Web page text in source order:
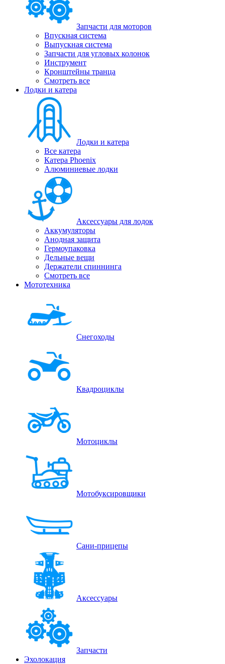
Запчасти для моторов
Впускная система
Выпускная система
Запчасти для угловых колонок
Инструмент
Кронштейны транца
Смотреть все
Лодки и катера
Лодки и катера
Все катера
Катера Phoenix
Алюминиевые лодки
Аксессуары для лодок
Аккумуляторы
Анодная защита
Гермоупаковка
Дельные вещи
Держатели спиннинга
Смотреть все
Мототехника
Снегоходы
Квадроциклы
Мотоциклы
Мотобуксировщики
Сани-прицепы
Аксессуары
Запчасти
Эхолокация